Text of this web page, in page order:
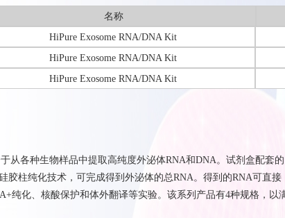
名称
HiPure Exosome RNA/DNA Kit
HiPure Exosome RNA/DNA Kit
HiPure Exosome RNA/DNA Kit
从各种生物样品中提取高纯度外泌体RNA和DNA。试剂盒配套的
胶柱纯化技术，可完成得到外泌体的总RNA。得到的RNA可直接
纯化、核酸保护和体外翻译等实验。该系列产品有4种规格，以